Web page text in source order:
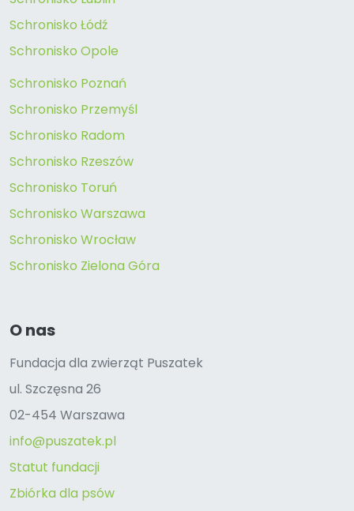
Schronisko Łódź
Schronisko Opole
Schronisko Poznań
Schronisko Przemyśl
Schronisko Radom
Schronisko Rzeszów
Schronisko Toruń
Schronisko Warszawa
Schronisko Wrocław
Schronisko Zielona Góra
O nas
Fundacja dla zwierząt Puszatek
ul. Szczęsna 26
02-454 Warszawa
info@puszatek.pl
Statut fundacji
Zbiórka dla psów